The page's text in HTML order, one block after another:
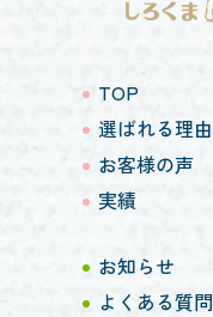
TOP
選ばれる理由
お客様の声
実績
お知らせ
よくある質問